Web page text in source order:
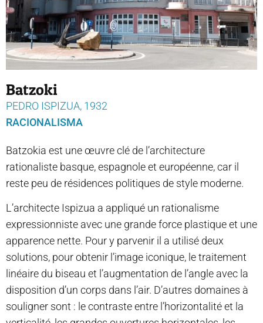
Batzoki
PEDRO ISPIZUA, 1932
RACIONALISMA
Batzokia est une œuvre clé de l’architecture
rationaliste basque, espagnole et européenne, car il
reste peu de résidences politiques de style moderne.
L’architecte Ispizua a appliqué un rationalisme
expressionniste avec une grande force plastique et une
apparence nette. Pour y parvenir il a utilisé deux
solutions, pour obtenir l’image iconique, le traitement
linéaire du biseau et l’augmentation de l’angle avec la
disposition d’un corps dans l’air. D’autres domaines à
souligner sont : le contraste entre l’horizontalité et la